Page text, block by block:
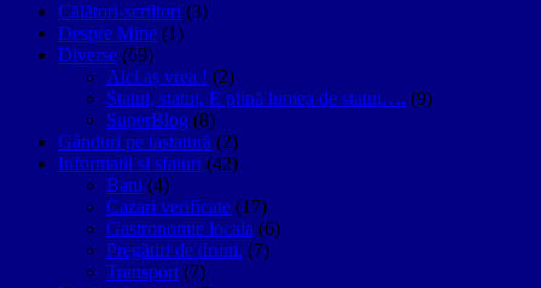
Călători-scriitori (3)
Despre Mine (1)
Diverse (69)
Aici aș vrea ! (2)
Statui, statui, E plină lumea de statui…. (9)
SuperBlog (8)
Gânduri pe tastatură (2)
Informatii si sfaturi (42)
Bani (4)
Cazari verificate (17)
Gastronomie locala (6)
Pregătiri de drum. (7)
Transport (7)